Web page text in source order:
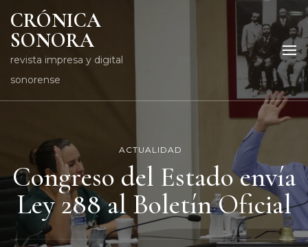
CRÓNICA
SONORA
revista impresa y digital
sonorense
ACTUALIDAD
Congreso del Estado envía
Ley 288 al Boletín Oficial